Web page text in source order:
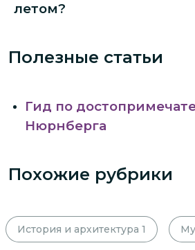
летом?
Полезные статьи
Гид по
Нюрнберга
Похожие рубрики
История и архитектура 1